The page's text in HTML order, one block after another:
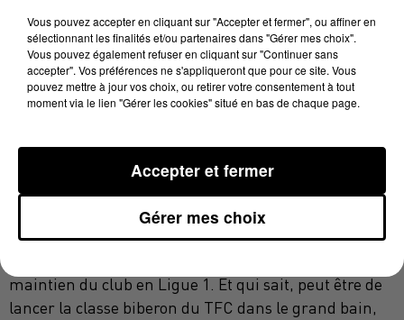
Violets.com.
Un gros salaire pour le 18e de Ligue 1
d’un salaire de 100 000 euros brut mensuel".
Président Sadran qui en a fait une de ses priorités.
maintien du club en Ligue 1. Et qui sait, peut être de
lancer la classe biberon du TFC dans le grand bain,
Vous pouvez accepter en cliquant sur "Accepter et fermer", ou affiner en
sélectionnant les finalités et/ou partenaires dans "Gérer mes choix".
Vous pouvez également refuser en cliquant sur "Continuer sans
accepter". Vos préférences ne s'appliqueront que pour ce site. Vous
pouvez mettre à jour vos choix, ou retirer votre consentement à tout
moment via le lien "Gérer les cookies" situé en bas de chaque page.
Gérer mes choix
Accepter et fermer